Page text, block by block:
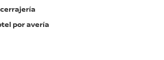
por avería